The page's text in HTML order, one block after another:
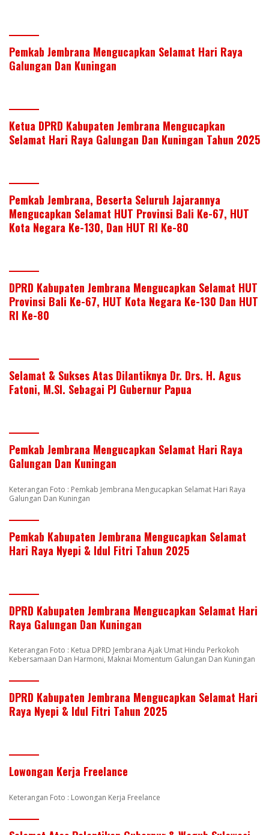
Pemkab Jembrana Mengucapkan Selamat Hari Raya
Galungan Dan Kuningan
Ketua DPRD Kabupaten Jembrana Mengucapkan
Selamat Hari Raya Galungan Dan Kuningan Tahun 2025
Pemkab Jembrana, Beserta Seluruh Jajarannya
Mengucapkan Selamat HUT Provinsi Bali Ke-67, HUT
Kota Negara Ke-130, Dan HUT RI Ke-80
DPRD Kabupaten Jembrana Mengucapkan Selamat HUT
Provinsi Bali Ke-67, HUT Kota Negara Ke-130 Dan HUT
RI Ke-80
Selamat & Sukses Atas Dilantiknya Dr. Drs. H. Agus
Fatoni, M.SI. Sebagai PJ Gubernur Papua
Pemkab Jembrana Mengucapkan Selamat Hari Raya
Galungan Dan Kuningan
Keterangan Foto : Pemkab Jembrana Mengucapkan Selamat Hari Raya
Galungan Dan Kuningan
Pemkab Kabupaten Jembrana Mengucapkan Selamat
Hari Raya Nyepi & Idul Fitri Tahun 2025
DPRD Kabupaten Jembrana Mengucapkan Selamat Hari
Raya Galungan Dan Kuningan
Keterangan Foto : Ketua DPRD Jembrana Ajak Umat Hindu Perkokoh
Kebersamaan Dan Harmoni, Maknai Momentum Galungan Dan Kuningan
DPRD Kabupaten Jembrana Mengucapkan Selamat Hari
Raya Nyepi & Idul Fitri Tahun 2025
Lowongan Kerja Freelance
Keterangan Foto : Lowongan Kerja Freelance